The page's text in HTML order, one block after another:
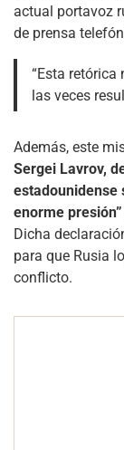
actual portavoz
de prensa
“Esta retórica
las veces
Además, este
Sergei Lavrov,
estadounidense
enorme
Dicha
para que Rusia
conflicto.